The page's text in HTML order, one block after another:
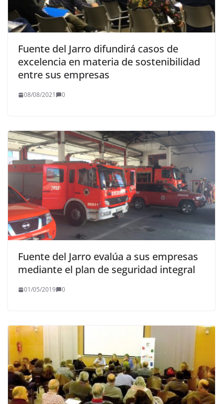
Fuente del Jarro difundirá casos de
excelencia en materia de sostenibilidad
entre sus empresas
08/08/2021 0
Fuente del Jarro evalúa a sus empresas
mediante el plan de seguridad integral
01/05/2019 0